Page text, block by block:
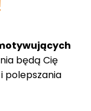
będą Cię
polepszania